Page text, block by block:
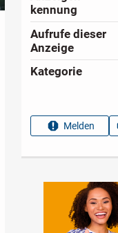
kennung
Aufrufe dieser
Anzeige
Kategorie
Melden